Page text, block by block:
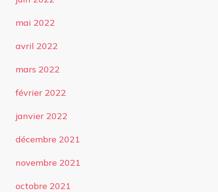
mai 2022
avril 2022
mars 2022
février 2022
janvier 2022
décembre 2021
novembre 2021
octobre 2021